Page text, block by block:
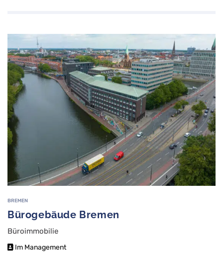
BREMEN
Bürogebäude Bremen
Büroimmobilie
Im Management